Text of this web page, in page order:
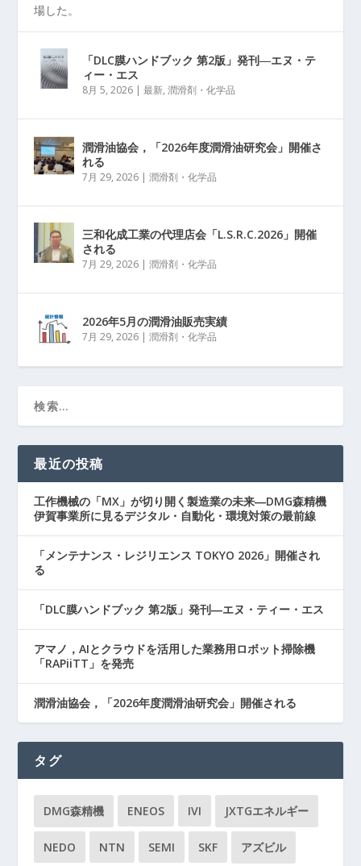
場した。
「DLC膜ハンドブック 第2版」発刊―エヌ・テ
ィー・エス
8月 5, 2026 |最新,潤滑剤・化学品
潤滑油協会，「2026年度潤滑油研究会」開催さ
れる
7月 29, 2026 |潤滑剤・化学品
三和化成工業の代理店会「L.S.R.C.2026」開催
される
7月 29, 2026 |潤滑剤・化学品
2026年5月の潤滑油販売実績
7月 29, 2026 |潤滑剤・化学品
最近の投稿
工作機械の「MX」が切り開く製造業の未来―DMG森精機
伊賀事業所に見るデジタル・自動化・環境対策の最前線
「メンテナンス・レジリエンス TOKYO 2026」開催され
る
「DLC膜ハンドブック 第2版」発刊―エヌ・ティー・エス
アマノ，AIとクラウドを活用した業務用ロボット掃除機
「RAPiiTT」を発売
潤滑油協会，「2026年度潤滑油研究会」開催される
タグ
DMG森精機 ENEOS IVI JXTGエネルギー
NEDO NTN SEMI SKF アズビル